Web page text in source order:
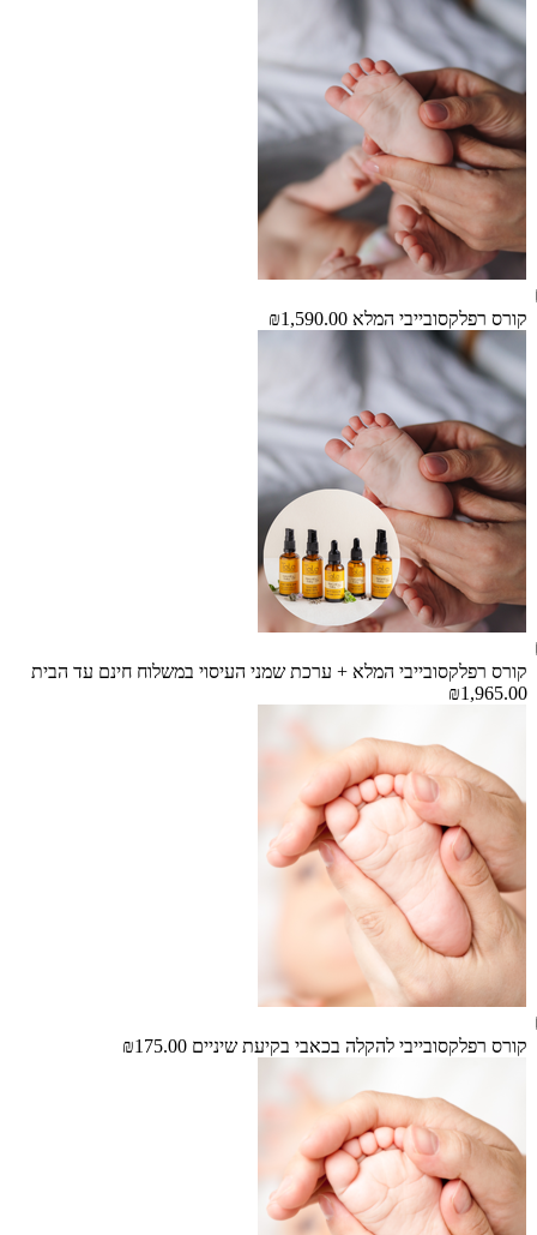
קורס רפלקסובייבי המלא ₪1,590.00
קורס רפלקסובייבי המלא + ערכת שמני העיסוי במשלוח חינם עד הבית
₪1,965.00
קורס רפלקסובייבי להקלה בכאבי בקיעת שיניים ₪175.00